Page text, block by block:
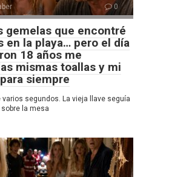
0
gemelas que encontré
en la playa… pero el día
18 años me
mismas toallas y mi
siempre
varios segundos. La vieja llave seguía
la mesa